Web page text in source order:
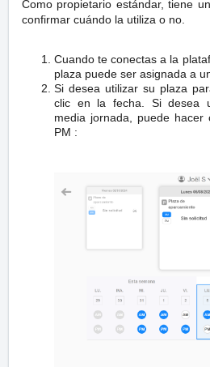
Como propietario estándar, tiene
confirmar cuándo la utiliza o no.
Cuando te conectas a la
plaza puede ser asignada a
Si desea utilizar su plaza
clic en la fecha. Si desea
media jornada, puede
PM :